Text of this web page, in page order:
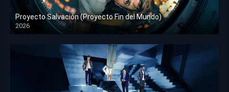
Proyecto Salvación (Proyecto Fin del Mundo)
2026
HD 1080p